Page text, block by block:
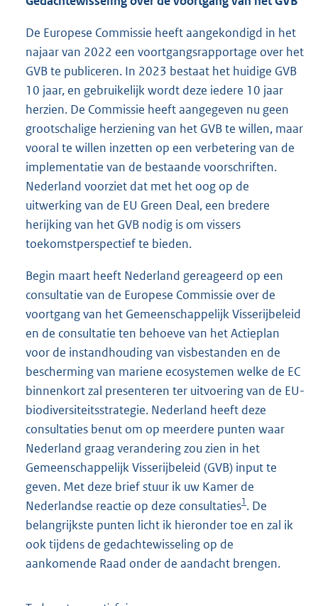
De Europese Commissie heeft aangekondigd in het
najaar van 2022 een voortgangsrapportage over het
GVB te publiceren. In 2023 bestaat het huidige GVB
10 jaar, en gebruikelijk wordt deze iedere 10 jaar
herzien. De Commissie heeft aangegeven nu geen
grootschalige herziening van het GVB te willen, maar
vooral te willen inzetten op een verbetering van de
implementatie van de bestaande voorschriften.
Nederland voorziet dat met het oog op de
uitwerking van de EU Green Deal, een bredere
herijking van het GVB nodig is om vissers
toekomstperspectief te bieden.
Begin maart heeft Nederland gereageerd op een
consultatie van de Europese Commissie over de
voortgang van het Gemeenschappelijk Visserijbeleid
en de consultatie ten behoeve van het Actieplan
voor de instandhouding van visbestanden en de
bescherming van mariene ecosystemen welke de EC
binnenkort zal presenteren ter uitvoering van de EU-
biodiversiteitsstrategie. Nederland heeft deze
consultaties benut om op meerdere punten waar
Nederland graag verandering zou zien in het
Gemeenschappelijk Visserijbeleid (GVB) input te
geven. Met deze brief stuur ik uw Kamer de
Nederlandse reactie op deze consultaties1. De
belangrijkste punten licht ik hieronder toe en zal ik
ook tijdens de gedachtewisseling op de
aankomende Raad onder de aandacht brengen.